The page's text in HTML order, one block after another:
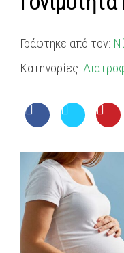
Γράφτηκε από τον:
Κατηγορίες: